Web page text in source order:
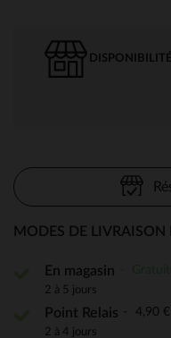
MODES DE LIVRAISON
En magasin
2 à 5 jours
Point Relais 4,90 €
2 à 4 jours